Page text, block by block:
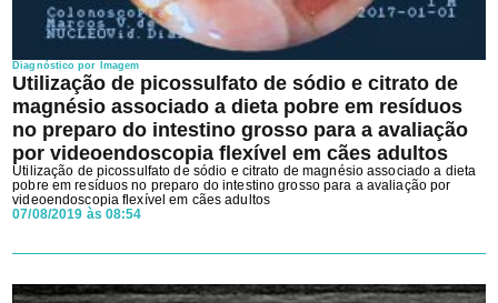
Diagnóstico por Imagem
Utilização de picossulfato de sódio e citrato de
magnésio associado a dieta pobre em resíduos
no preparo do intestino grosso para a avaliação
por videoendoscopia flexível em cães adultos
Utilização de picossulfato de sódio e citrato de magnésio associado a dieta
pobre em resíduos no preparo do intestino grosso para a avaliação por
videoendoscopia flexível em cães adultos
07/08/2019 às 08:54